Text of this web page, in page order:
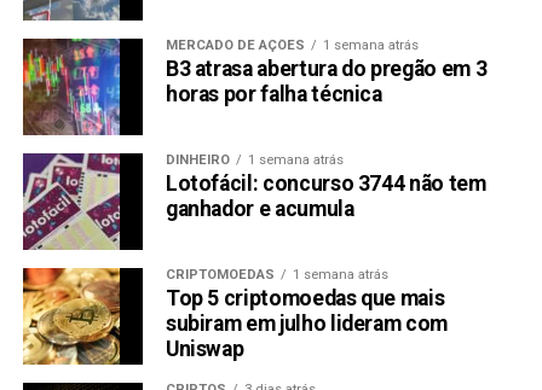
MERCADO DE AÇÕES 1 semana atrás
B3 atrasa abertura do pregão em 3
horas por falha técnica
DINHEIRO 1 semana atrás
Lotofácil: concurso 3744 não tem
ganhador e acumula
CRIPTOMOEDAS 1 semana atrás
Top 5 criptomoedas que mais
subiram em julho lideram com
Uniswap